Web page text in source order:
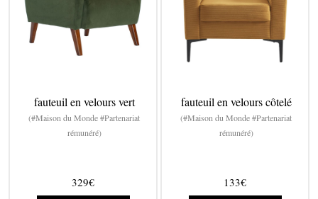
fauteuil en velours vert
(#Maison du Monde #Partenariat
rémunéré)
329€
fauteuil en velours côtelé
(#Maison du Monde #Partenariat
rémunéré)
133€